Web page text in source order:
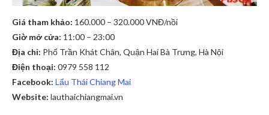
Giá tham khảo: 160.000 – 320.000 VNĐ/nồi
Giờ mở cửa: 11:00 – 23:00
Địa chỉ: Phố Trần Khát Chân, Quận Hai Bà Trưng, Hà Nội
Điện thoại: 0979 558 112
Facebook: Lẩu Thái Chiang Mai
Website: lauthaichiangmai.vn